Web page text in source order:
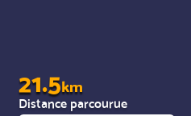
21.5km
Distance parcourue